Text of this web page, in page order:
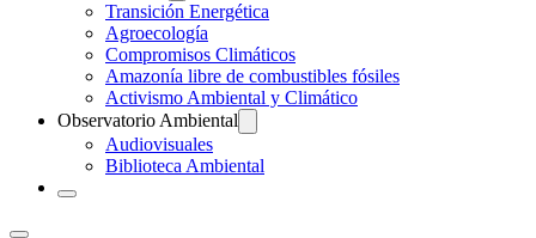
Transición Energética
Agroecología
Compromisos Climáticos
Amazonía libre de combustibles fósiles
Activismo Ambiental y Climático
Observatorio Ambiental
Audiovisuales
Biblioteca Ambiental